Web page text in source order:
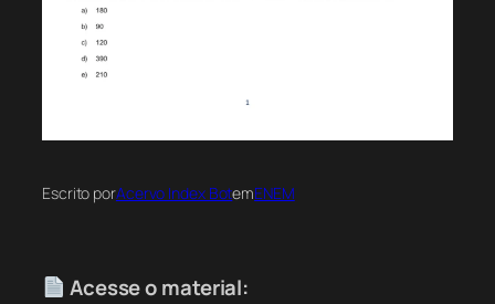
Escrito porAcervo Index BotemENEM
Acesse o material: